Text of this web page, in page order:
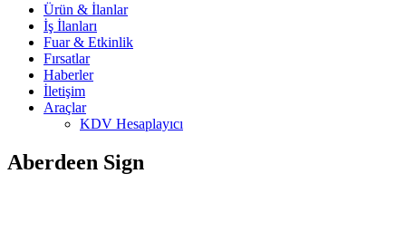
Ürün & İlanlar
İş İlanları
Fuar & Etkinlik
Fırsatlar
Haberler
İletişim
Araçlar
KDV Hesaplayıcı
Aberdeen Sign